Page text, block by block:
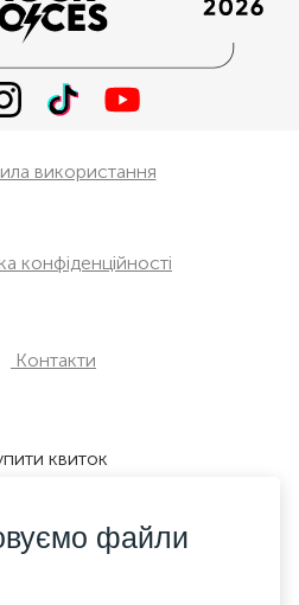
використання
конфіденційності
Контакти
квиток
файли